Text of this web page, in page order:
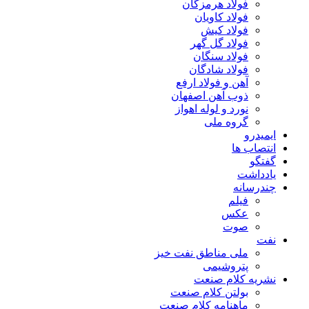
فولاد هرمزگان
فولاد کاویان
فولاد کیش
فولاد گل گهر
فولاد سنگان
فولاد شادگان
آهن و فولاد ارفع
ذوب آهن اصفهان
نورد و لوله اهواز
گروه ملی
ایمیدرو
انتصاب ها
گفتگو
یادداشت
چندرسانه
فیلم
عکس
صوت
نفت
ملی مناطق نفت خیز
پتروشیمی
نشریه کلام صنعت
بولتن کلام صنعت
ماهنامه کلام صنعت